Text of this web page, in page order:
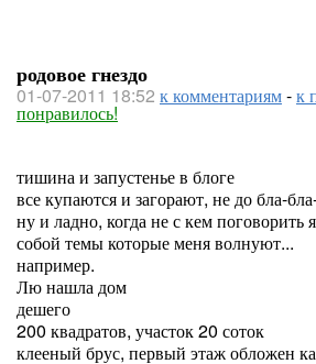
родовое гнездо
01-07-2011 18:52 к комментариям-к
понравилось!
тишина и запустенье в блоге
все купаются и загорают, не до бла-
ну и ладно, когда не с кем поговорить
собой темы которые меня волнуют...
например.
Лю нашла дом
дешего
200 квадратов, участок 20 соток
клееный брус, первый этаж обложен